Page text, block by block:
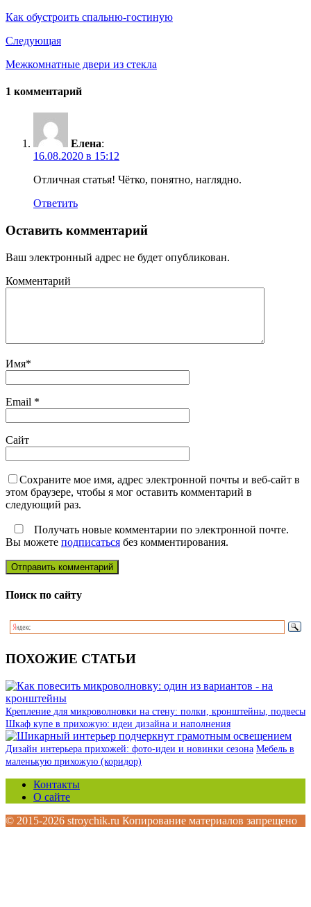
Как обустроить спальню-гостиную
Следующая
Межкомнатные двери из стекла
1 комментарий
Елена:
16.08.2020 в 15:12
Отличная статья! Чётко, понятно, наглядно.
Ответить
Оставить комментарий
Ваш электронный адрес не будет опубликован.
Комментарий
Имя*
Email *
Сайт
Сохраните мое имя, адрес электронной почты и веб-сайт в
этом браузере, чтобы я мог оставить комментарий в
следующий раз.
Получать новые комментарии по электронной почте.
Вы можете подписаться без комментирования.
Поиск по сайту
ПОХОЖИЕ СТАТЬИ
Крепление для микроволновки на стену: полки, кронштейны, подвесы
Шкаф купе в прихожую: идеи дизайна и наполнения
Дизайн интерьера прихожей: фото-идеи и новинки сезона Мебель в
маленькую прихожую (коридор)
Контакты
О сайте
© 2015-2026 stroychik.ru Копирование материалов запрещено